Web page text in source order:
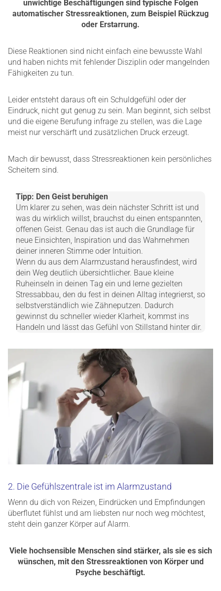
unwichtige Beschäftigungen sind typische Folgen
automatischer Stressreaktionen, zum Beispiel Rückzug
oder Erstarrung.
Diese Reaktionen sind nicht einfach eine bewusste Wahl
und haben nichts mit fehlender Disziplin oder mangelnden
Fähigkeiten zu tun.
Leider entsteht daraus oft ein Schuldgefühl oder der
Eindruck, nicht gut genug zu sein. Man beginnt, sich selbst
und die eigene Berufung infrage zu stellen, was die Lage
meist nur verschärft und zusätzlichen Druck erzeugt.
Mach dir bewusst, dass Stressreaktionen kein persönliches
Scheitern sind.
Tipp: Den Geist beruhigen
Um klarer zu sehen, was dein nächster Schritt ist und
was du wirklich willst, brauchst du einen entspannten,
offenen Geist. Genau das ist auch die Grundlage für
neue Einsichten, Inspiration und das Wahrnehmen
deiner inneren Stimme oder Intuition.
Wenn du aus dem Alarmzustand herausfindest, wird
dein Weg deutlich übersichtlicher. Baue kleine
Ruheinseln in deinen Tag ein und lerne gezielten
Stressabbau, den du fest in deinen Alltag integrierst, so
selbstverständlich wie Zähneputzen. Dadurch
gewinnst du schneller wieder Klarheit, kommst ins
Handeln und lässt das Gefühl von Stillstand hinter dir.
2. Die Gefühlszentrale ist im Alarmzustand
Wenn du dich von Reizen, Eindrücken und Empfindungen
überflutet fühlst und am liebsten nur noch weg möchtest,
steht dein ganzer Körper auf Alarm.
Viele hochsensible Menschen sind stärker, als sie es sich
wünschen, mit den Stressreaktionen von Körper und
Psyche beschäftigt.